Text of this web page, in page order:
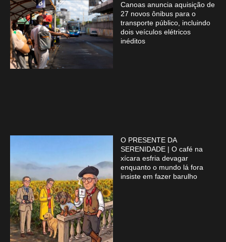
Canoas anuncia aquisição de
27 novos ônibus para o
transporte público, incluindo
dois veículos elétricos
inéditos
O PRESENTE DA
SERENIDADE | O café na
xícara esfria devagar
enquanto o mundo lá fora
insiste em fazer barulho